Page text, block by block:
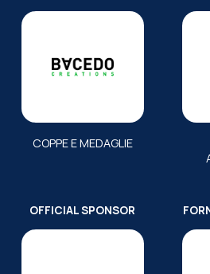
COPPE E MEDAGLIE
OFFICIAL SPONSOR